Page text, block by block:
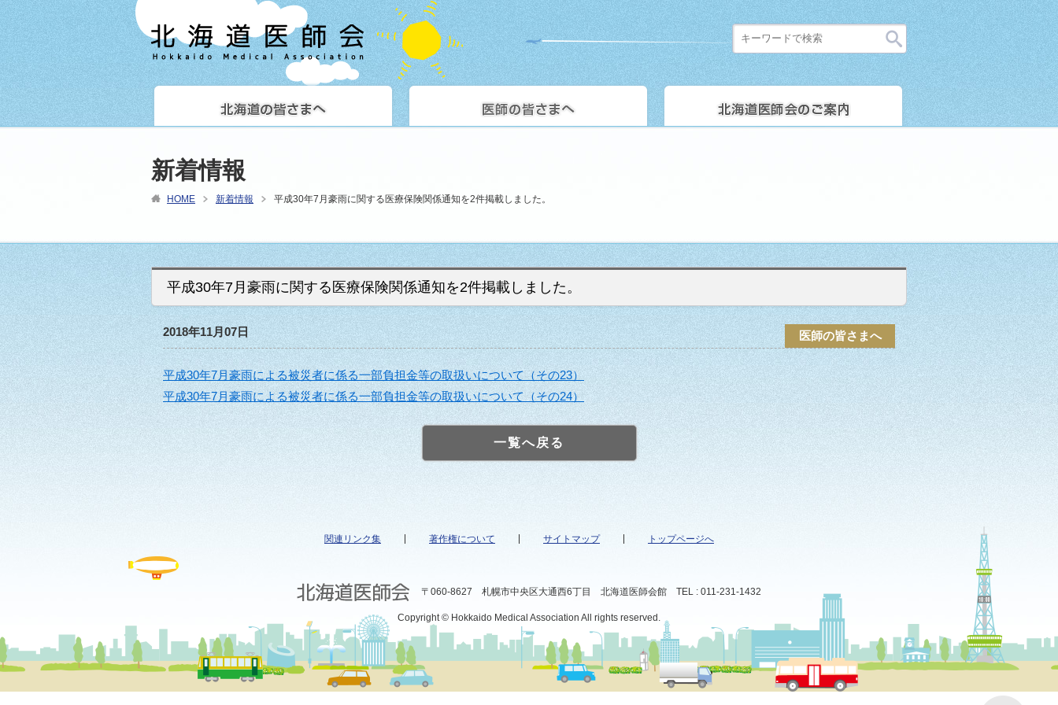
新着情報
HOME 新着情報 平成30年7月豪雨に関する医療保険関係通知を2件掲載しました。
平成30年7月豪雨に関する医療保険関係通知を2件掲載しました。
2018年11月07日 医師の皆さまへ
平成30年7月豪雨による被災者に係る一部負担金等の取扱いについて（その23）
平成30年7月豪雨による被災者に係る一部負担金等の取扱いについて（その24）
一覧へ戻る
関連リンク集 著作権について サイトマップ トップページへ
〒060-8627 札幌市中央区大通西6丁目 北海道医師会館 TEL : 011-231-1432
Copyright © Hokkaido Medical Association All rights reserved.